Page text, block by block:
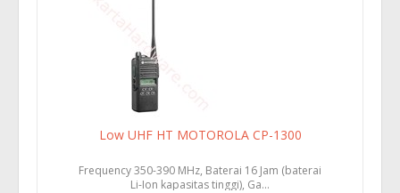
Low UHF HT MOTOROLA CP-1300
Frequency 350-390 MHz, Baterai 16 Jam (baterai
Li-Ion kapasitas tinggi), Ga...